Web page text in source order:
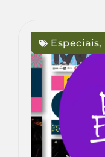
Especiais,